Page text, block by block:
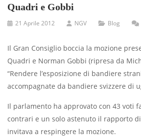
Quadri e Gobbi
21 Aprile 2012 NGV Blog
Il Gran Consiglio boccia la mozione
Quadri e Norman Gobbi (ripresa da
“Rendere l’esposizione di bandiere
accompagnate da bandiere svizzere di
Il parlamento ha approvato con 43 voti
contrari e un solo astenuto il rapporto
invitava a respingere la mozione.